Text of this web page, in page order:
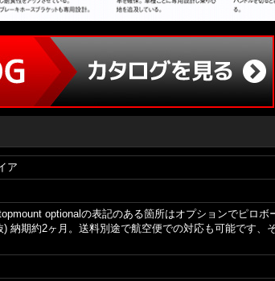
ア
optionalの表記のある箇所はオプションでピロボ
納期約2ヶ月。送料別途で航空便での対応も可能です、